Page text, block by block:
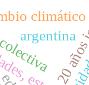
20
argentina
climático